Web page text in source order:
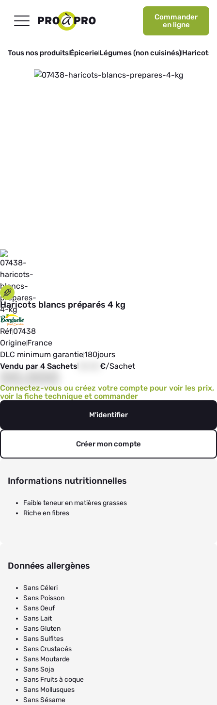
Commander
en ligne
Tous nos produitsÉpicerie Légumes (non cuisinés)Haricots
Haricots blancs préparés 4 kg
Réf07438
OrigineFrance
DLC minimum garantie180jours
Vendu par 4 Sachets
€/Sachet
Connectez-vous ou créez votre compte pour voir les prix,
voir la fiche technique et commander
M'identifier
Créer mon compte
Informations nutritionnelles
Faible teneur en matières grasses
Riche en fibres
Données allergènes
Sans Céleri
Sans Poisson
Sans Oeuf
Sans Lait
Sans Gluten
Sans Sulfites
Sans Crustacés
Sans Moutarde
Sans Soja
Sans Fruits à coque
Sans Mollusques
Sans Sésame